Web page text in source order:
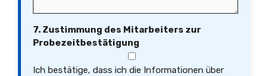
7. Zustimmung des Mitarbeiters zur
Probezeitbestätigung
Ich bestätige, dass ich die Informationen über